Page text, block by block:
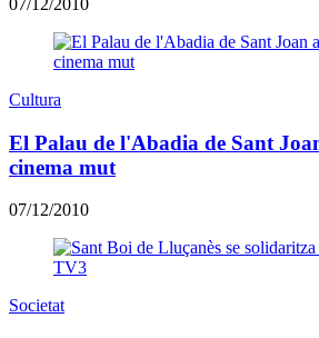
07/12/2010
Cultura
El Palau de l'Abadia de Sant
cinema mut
07/12/2010
Societat